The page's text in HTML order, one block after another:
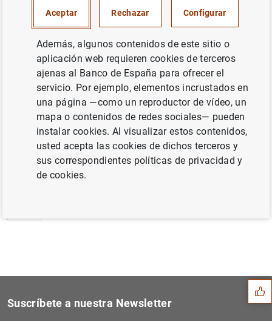
Estado financiero consolidado del
Eurosistema a 13 de julio de 2018 (141
Siguiente
El BCE anuncia nuevos pasos...
Sugerencias
Suscríbete a nuestra Newsletter
Aceptar Rechazar Configurar
Además, algunos contenidos de este sitio o
aplicación web requieren cookies de terceros
ajenas al Banco de España para ofrecer el
servicio. Por ejemplo, elementos incrustados en
una página —como un reproductor de vídeo, un
mapa o contenidos de redes sociales— pueden
instalar cookies. Al visualizar estos contenidos,
usted acepta las cookies de dichos terceros y
sus correspondientes políticas de privacidad y
de cookies.